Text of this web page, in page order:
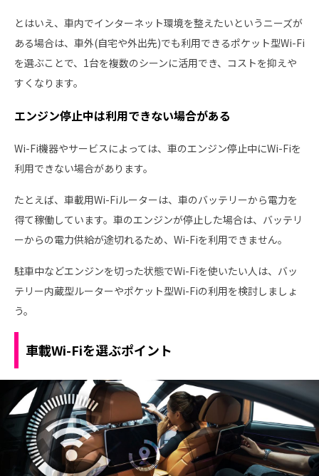
とはいえ、車内でインターネット環境を整えたいというニーズが
ある場合は、車外(自宅や外出先)でも利用できるポケット型Wi-Fi
を選ぶことで、1台を複数のシーンに活用でき、コストを抑えや
すくなります。
エンジン停止中は利用できない場合がある
Wi-Fi機器やサービスによっては、車のエンジン停止中にWi-Fiを
利用できない場合があります。
たとえば、車載用Wi-Fiルーターは、車のバッテリーから電力を
得て稼働しています。車のエンジンが停止した場合は、バッテリ
ーからの電力供給が途切れるため、Wi-Fiを利用できません。
駐車中などエンジンを切った状態でWi-Fiを使いたい人は、バッ
テリー内蔵型ルーターやポケット型Wi-Fiの利用を検討しましょ
う。
車載Wi-Fiを選ぶポイント